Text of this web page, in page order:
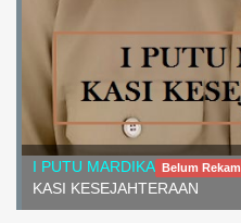
I PUTU MARDIKA Belum
KASI KESEJAHTERAAN